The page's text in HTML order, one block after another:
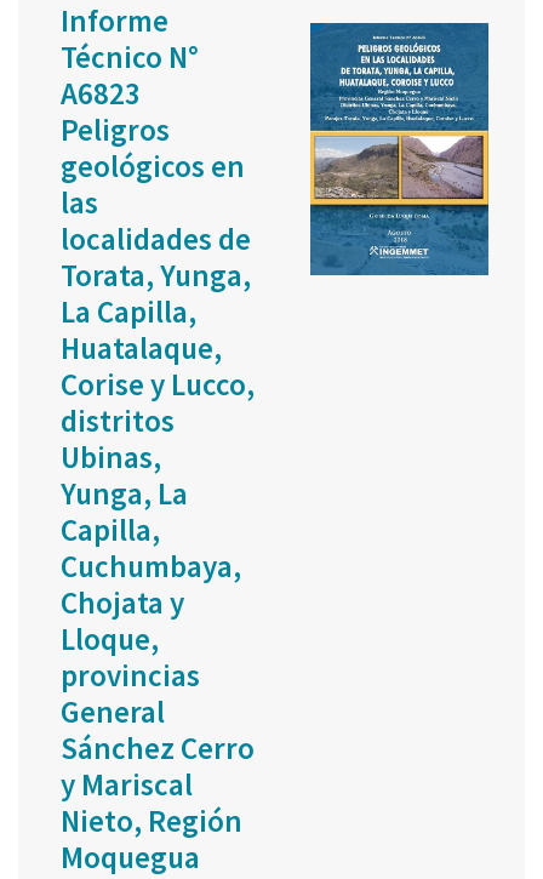
Informe
Técnico N°
A6823
Peligros
geológicos en
las
localidades de
Torata, Yunga,
La Capilla,
Huatalaque,
Corise y Lucco,
distritos
Ubinas,
Yunga, La
Capilla,
Cuchumbaya,
Chojata y
Lloque,
provincias
General
Sánchez Cerro
y Mariscal
Nieto, Región
Moquegua